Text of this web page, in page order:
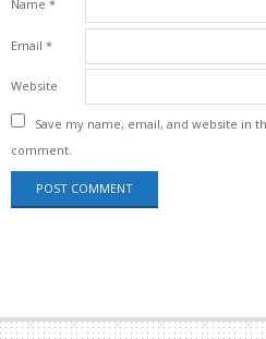
Name *
Email *
Website
Save my name, email, and website in
comment.